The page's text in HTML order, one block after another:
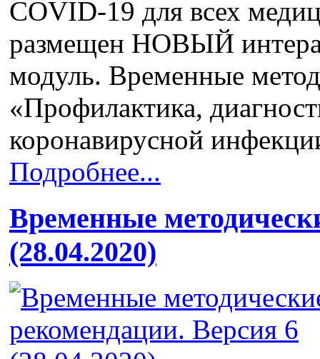
COVID-19 для всех
размещен НОВЫЙ
модуль. Временные
«Профилактика,
коронавирусной
Подробнее...
Временные
(28.04.2020)